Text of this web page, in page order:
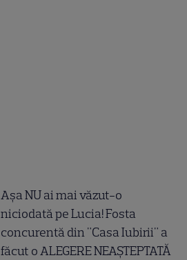
Așa NU ai mai văzut-o
niciodată pe Lucia! Fosta
concurentă din "Casa Iubirii" a
făcut o ALEGERE NEAȘTEPTATĂ